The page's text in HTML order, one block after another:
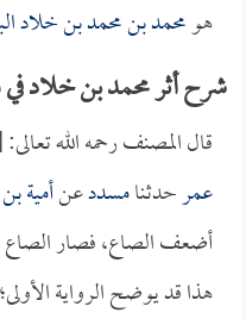
هومحمد بن محمد بن خلاد
شرح أثر محمد بن خلاد
قال المصنف رحمه الله
عمرحدثنامسددعنأمية
أضعف الصاع، فصار
هذا قد يوضح الرواية